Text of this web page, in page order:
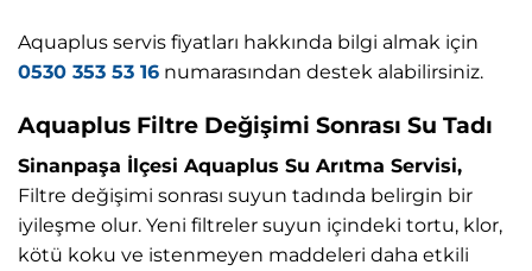
Aquaplus servis fiyatları hakkında bilgi almak için
0530 353 53 16 numarasından destek alabilirsiniz.
Aquaplus Filtre Değişimi Sonrası Su Tadı
Sinanpaşa İlçesi Aquaplus Su Arıtma Servisi,
Filtre değişimi sonrası suyun tadında belirgin bir
iyileşme olur. Yeni filtreler suyun içindeki tortu, klor,
kötü koku ve istenmeyen maddeleri daha etkili